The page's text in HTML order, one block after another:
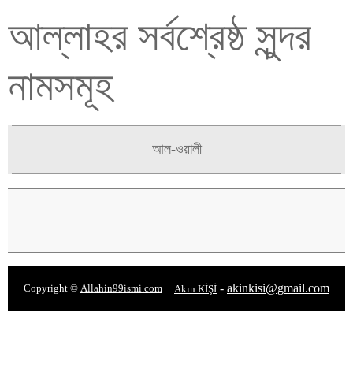
আল্লাহর সর্বশ্রেষ্ঠ সুন্দর
নামসমূহ
আল-ওয়ালী
Copyright © Allahin99ismi.com Akın KİŞİ - akinkisi@gmail.com